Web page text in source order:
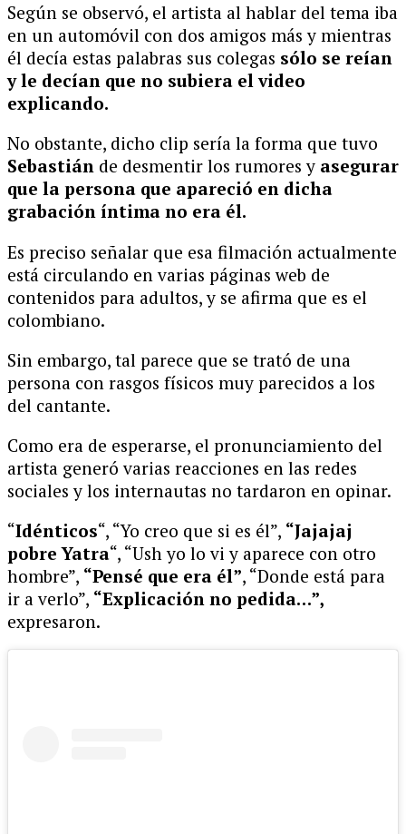
Según se observó, el artista al hablar del tema iba
en un automóvil con dos amigos más y mientras
él decía estas palabras sus colegas sólo se reían
y le decían que no subiera el video
explicando.
No obstante, dicho clip sería la forma que tuvo
Sebastián de desmentir los rumores y asegurar
que la persona que apareció en dicha
grabación íntima no era él.
Es preciso señalar que esa filmación actualmente
está circulando en varias páginas web de
contenidos para adultos, y se afirma que es el
colombiano.
Sin embargo, tal parece que se trató de una
persona con rasgos físicos muy parecidos a los
del cantante.
Como era de esperarse, el pronunciamiento del
artista generó varias reacciones en las redes
sociales y los internautas no tardaron en opinar.
“Idénticos“, “Yo creo que si es él”, “Jajajaj
pobre Yatra“, “Ush yo lo vi y aparece con otro
hombre”, “Pensé que era él”, “Donde está para
ir a verlo”, “Explicación no pedida…”,
expresaron.